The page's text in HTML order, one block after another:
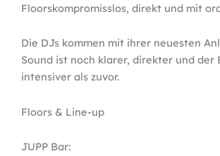
Floorskompromisslos, direkt und mit
Die DJs kommen mit ihrer neuesten
Sound ist noch klarer, direkter und der
intensiver als zuvor.
Floors & Line-up
JUPP Bar: